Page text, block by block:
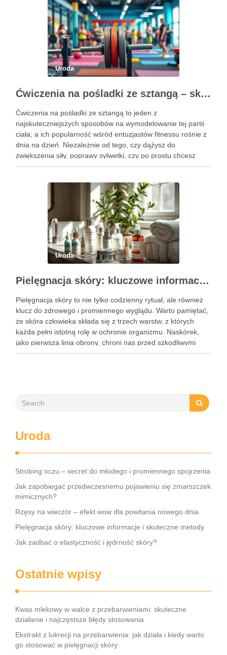
Uroda
Ćwiczenia na pośladki ze sztangą – skuteczne metody i techniki treningowe
Ćwiczenia na pośladki ze sztangą to jeden z
najskuteczniejszych sposobów na wymodelowanie tej partii
ciała, a ich popularność wśród entuzjastów fitnessu rośnie z
dnia na dzień. Niezależnie od tego, czy dążysz do
zwiększenia siły, poprawy sylwetki, czy po prostu chcesz
poczuć się lepiej w swoim ciele, odpowiednio dobrane
Uroda
Pielęgnacja skóry: kluczowe informacje i skuteczne metody
Pielęgnacja skóry to nie tylko codzienny rytuał, ale również
klucz do zdrowego i promiennego wyglądu. Warto pamiętać,
że skóra człowieka składa się z trzech warstw, z których
każda pełni istotną rolę w ochronie organizmu. Naskórek,
jako pierwsza linia obrony, chroni nas przed szkodliwymi
czynnikami zewnętrznymi, a nawilżająca skóra właściwa,
Uroda
Strobing oczu – secret do młodego i promiennego spojrzenia
Jak zapobiegać przedwczesnemu pojawieniu się zmarszczek
mimicznych?
Rzęsy na wieczór – efekt wow dla powitania nowego dnia
Pielęgnacja skóry: kluczowe informacje i skuteczne metody
Jak zadbać o elastyczność i jędrność skóry?
Ostatnie wpisy
Kwas mlekowy w walce z przebarwieniami: skuteczne
działanie i najczęstsze błędy stosowania
Ekstrakt z lukrecji na przebarwienia: jak działa i kiedy warto
go stosować w pielęgnacji skóry